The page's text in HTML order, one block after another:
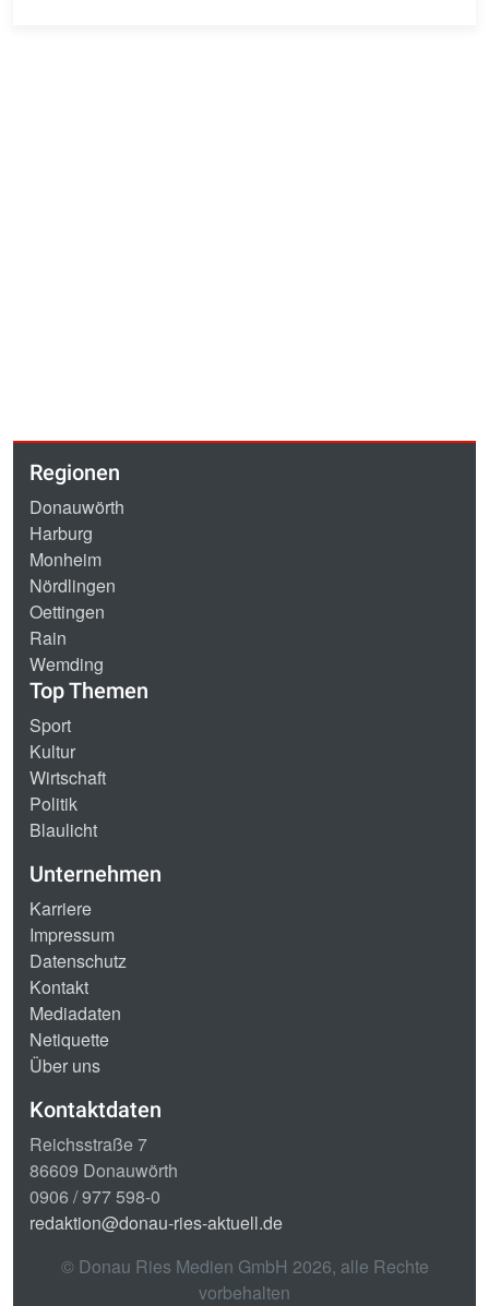
Regionen
Donauwörth
Harburg
Monheim
Nördlingen
Oettingen
Rain
Wemding
Top Themen
Sport
Kultur
Wirtschaft
Politik
Blaulicht
Unternehmen
Karriere
Impressum
Datenschutz
Kontakt
Mediadaten
Netiquette
Über uns
Kontaktdaten
Reichsstraße 7
86609 Donauwörth
0906 / 977 598-0
redaktion@donau-ries-aktuell.de
© Donau Ries Medien GmbH 2026, alle Rechte
vorbehalten